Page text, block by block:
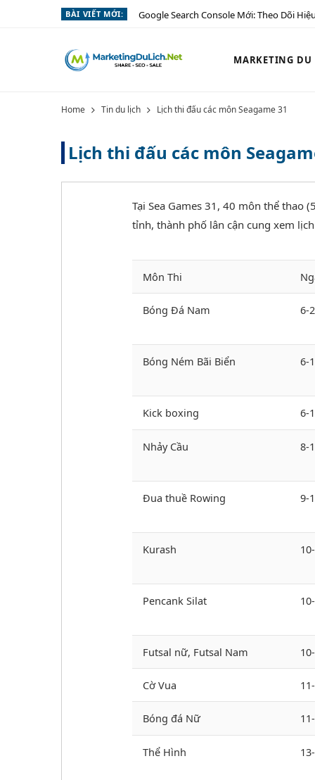
BÀI VIẾT MỚI: Google Search Console Mới: Theo Dõi
MARKETING DU
Home Tin du lịch Lịch thi đấu các môn Seagame 31
Lịch thi đấu các môn
Tại Sea Games 31, 40 môn thể thao
tỉnh, thành phố lân cận cung xem
Môn Thi
Bóng Đá Nam 6-
Bóng Ném Bãi Biển 6-
Kick boxing 6-
Nhảy Cầu 8-
Đua thuề Rowing 9-
Kurash
Pencank Silat
Futsal nữ, Futsal Nam
Cờ Vua
Bóng đá Nữ
Thể Hình